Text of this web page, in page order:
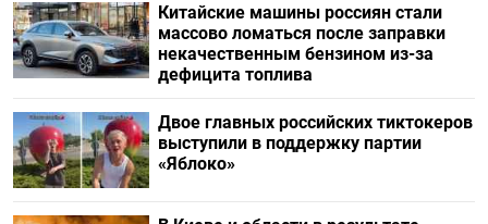
Китайские машины россиян стали
массово ломаться после заправки
некачественным бензином из-за
дефицита топлива
Двое главных российских тиктокеров
выступили в поддержку партии
«Яблоко»